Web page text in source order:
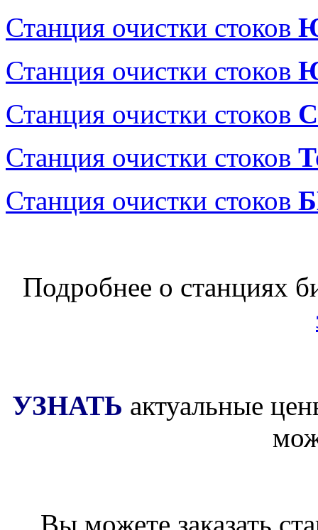
Станция очистки стоков
Станция очистки стоков
Станция очистки стоков
Станция очистки стоков
Станция очистки стоков
Подробнее о станциях
УЗНАТЬ актуальные
Вы можете заказать